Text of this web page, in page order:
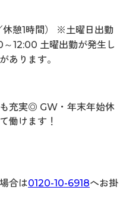
憩1時間） ※土曜日出勤
12:00 土曜出勤が発生し
あります。
充実◎ GW・年末年始休
働けます！
合は0120-10-6918へお掛